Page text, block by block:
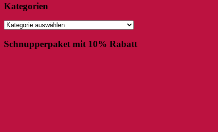
Kategorien
Kategorien
Schnupperpaket mit 10% Rabatt